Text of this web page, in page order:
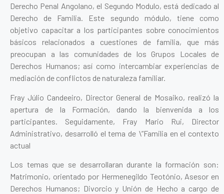
Derecho Penal Angolano, el Segundo Modulo, está dedicado al
Derecho de Familia. Este segundo módulo, tiene como
objetivo capacitar a los participantes sobre conocimientos
básicos relacionados a cuestiones de familia, que más
preocupan a las comunidades de los Grupos Locales de
Derechos Humanos; así como intercambiar experiencias de
mediación de conflictos de naturaleza familiar.
Fray Júlio Candeeiro, Director General de Mosaiko, realizó la
apertura de la Formación, dando la bienvenida a los
participantes. Seguidamente, Fray Mario Rui, Director
Administrativo, desarrolló el tema de \”Familia en el contexto
actual
Los temas que se desarrollaran durante la formación son:
Matrimonio, orientado por Hermenegildo Teotónio, Asesor en
Derechos Humanos; Divorcio y Unión de Hecho a cargo de